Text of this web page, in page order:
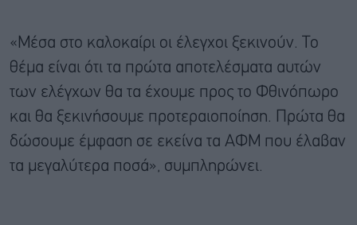
«Μέσα στο καλοκαίρι οι έλεγχοι ξεκινούν. Το
θέμα είναι ότι τα πρώτα αποτελέσματα αυτών
των ελέγχων θα τα έχουμε προς το Φθινόπωρο
και θα ξεκινήσουμε προτεραιοποίηση. Πρώτα θα
δώσουμε έμφαση σε εκείνα τα ΑΦΜ που έλαβαν
τα μεγαλύτερα ποσά», συμπληρώνει.